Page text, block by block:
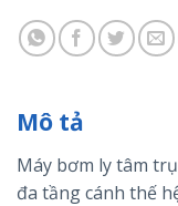
Mô tả
Máy bơm ly tâm
đa tầng cánh thế